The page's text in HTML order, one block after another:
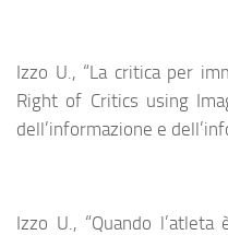
Izzo U., “La critica per
Right of Critics using
dell’informazione e
Izzo U., “Quando